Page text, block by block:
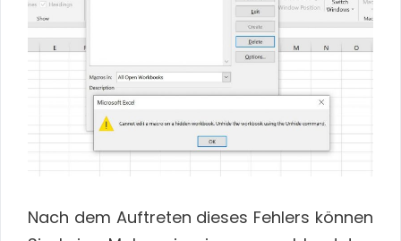
Nach dem Auftreten dieses Fehlers können